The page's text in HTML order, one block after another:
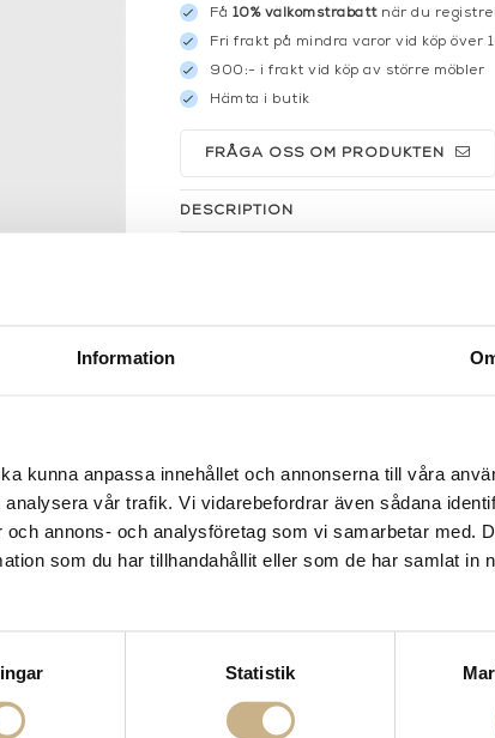
Information
kunna anpassa innehållet och annonserna till våra
vår trafik. Vi vidarebefordrar även sådana
annons- och analysföretag som vi samarbetar med.
som du har tillhandahållit eller som de har samlat in
Statistik
Få 10% välkomstrabattnär du
Fri frakt på mindra varor vid köp över
900:- i frakt vid köp av större möbler
Hämta i butik
FRÅGA OSS OM PRODUKTEN
DESCRIPTION
POPULÄRA KATEGORIER
Nyheter
Missoni Home